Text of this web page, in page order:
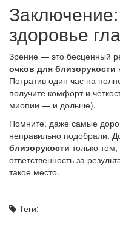
здоровье
Зрение — это бесценный
очков для близорукости
Потратив один час на
получите комфорт и
миопии — и дольше).
Помните: даже самые
неправильно подобрали.
близорукости только
ответственность за
такое место.
Теги: